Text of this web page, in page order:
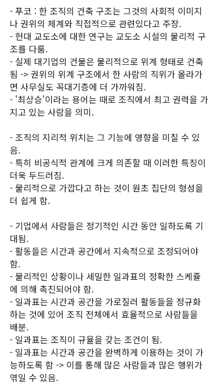
- 푸코 : 한 조직의 건축 구조는 그것의 사회적 이미지
나 권위의 체계와 직접적으로 관련있다고 주장.
- 현대 교도소에 대한 연구는 교도소 시설의 물리적 구
조를 다룸.
- 실제 대기업의 건물은 물리적으로 위계 형태로 건축
됨 -> 권위의 위계 구조에서 한 사람의 직위가 올라가
면 사무실도 꼭대기층에 더 가까워짐.
- '최상승'이라는 용어는 때로 조직에서 최고 권력을 가
지고 있는 사람을 의미.
- 조직의 지리적 위치는 그 기능에 영향을 미칠 수 있
음.
- 특히 비공식적 관계에 크게 의존할 때 이러한 특징이
더욱 두드러짐.
- 물리적으로 가깝다고 하는 것이 원초 집단의 형성을
더 쉽게 함.
- 기업에서 사람들은 정기적인 시간 동안 일하도록 기
대됨.
- 활동들은 시간과 공간에서 지속적으로 조정되어야
함.
- 물리적인 상황이나 세밀한 일과표의 정확한 스케쥴
에 의해 촉진되어야 함.
- 일과표는 시간과 공간을 가로질러 활동들을 정규화
하는 것에 있어 조직 전체에서 효율적으로 사람들을
배분.
- 일과표는 조직이 규율을 갖는 조건이 됨.
- 일과표는 시간과 공간을 완벽하게 이용하는 것이 가
능하도록 함 -> 이를 통해 많은 사람들과 많은 행위가
엮일 수 있음.